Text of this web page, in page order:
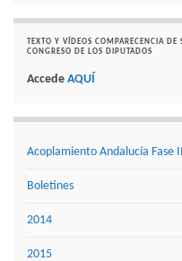
TEXTO Y VÍDEOS COMPARECENCIA
CONGRESO DE LOS DIPUTADOS
Accede AQUÍ
Acoplamiento Andalucía Fase
Boletines
2014
2015